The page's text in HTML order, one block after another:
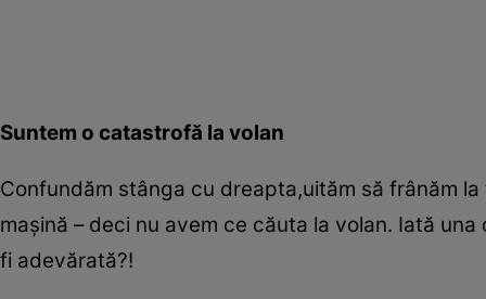
Suntem o catastrofă la volan
Confundăm stânga cu dreapta,uităm să frânăm
maşină – deci nu avem ce căuta la volan. Iată
fi adevărată?!